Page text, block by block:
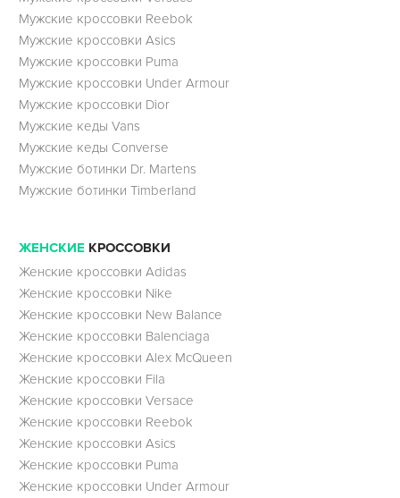
Мужские кроссовки Reebok
Мужские кроссовки Asics
Мужские кроссовки Puma
Мужские кроссовки Under Armour
Мужские кроссовки Dior
Мужские кеды Vans
Мужские кеды Converse
Мужские ботинки Dr. Martens
Мужские ботинки Timberland
ЖЕНСКИЕ КРОССОВКИ
Женские кроссовки Adidas
Женские кроссовки Nike
Женские кроссовки New Balance
Женские кроссовки Balenciaga
Женские кроссовки Alex McQueen
Женские кроссовки Fila
Женские кроссовки Versace
Женские кроссовки Reebok
Женские кроссовки Asics
Женские кроссовки Puma
Женские кроссовки Under Armour